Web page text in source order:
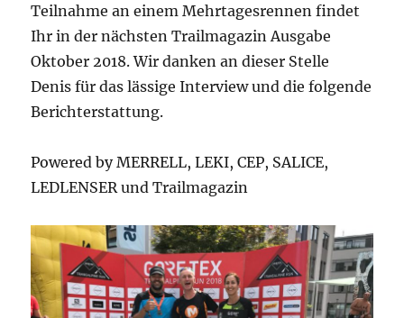
Teilnahme an einem Mehrtagesrennen findet
Ihr in der nächsten Trailmagazin Ausgabe
Oktober 2018. Wir danken an dieser Stelle
Denis für das lässige Interview und die folgende
Berichterstattung.
Powered by MERRELL, LEKI, CEP, SALICE,
LEDLENSER und Trailmagazin